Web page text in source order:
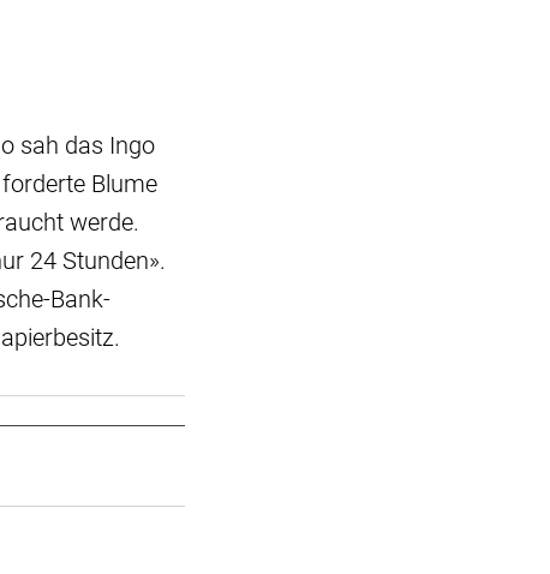
sah das Ingo
Blume
werde.
24 Stunden».
Bank-